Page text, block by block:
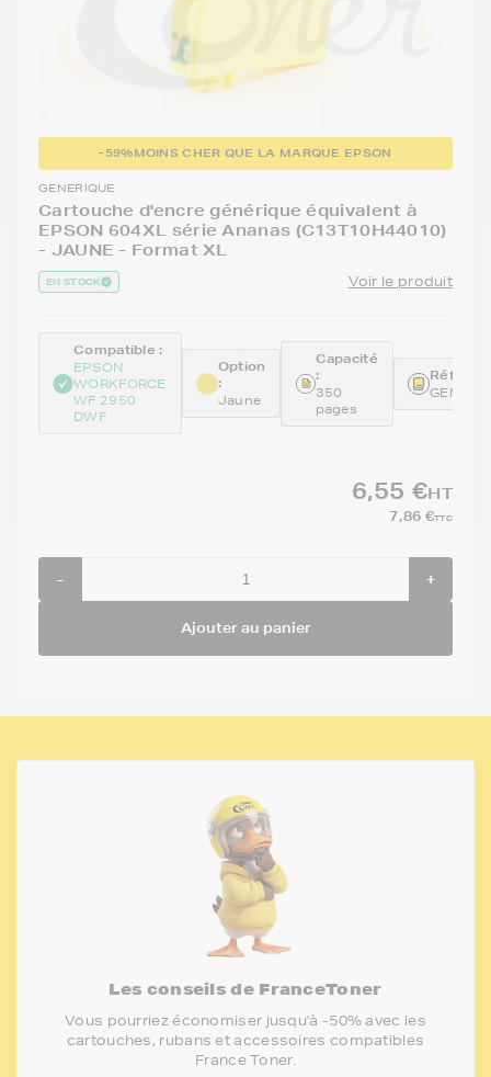
-59%MOINS CHER QUE LA MARQUE EPSON
GENERIQUE
Cartouche d'encre générique équivalent à
EPSON 604XL série Ananas (C13T10H44010)
- JAUNE - Format XL
EN STOCK Voir le produit
Compatible :
EPSON
WORKFORCE
WF 2950
DWF
Option
:
Jaune
Capacité
:
350
pages
6,55 €HT
7,86 €TTC
- +
Ajouter au panier
Les conseils de FranceToner
Vous pourriez économiser jusqu'à -50% avec les
cartouches, rubans et accessoires compatibles
France Toner.